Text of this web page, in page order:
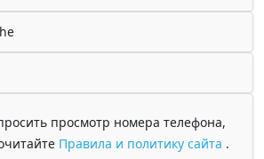
просмотр номера телефона,
Правила и политику сайта .